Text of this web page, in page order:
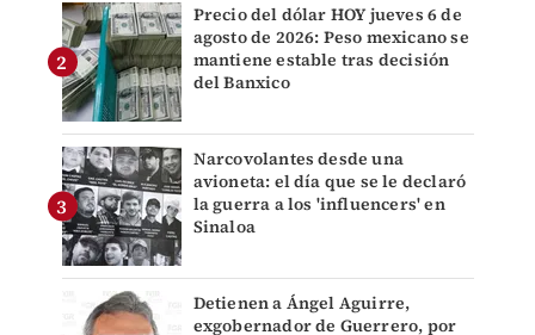
Precio del dólar HOY jueves 6 de
agosto de 2026: Peso mexicano se
mantiene estable tras decisión
del Banxico
Narcovolantes desde una
avioneta: el día que se le declaró
la guerra a los 'influencers' en
Sinaloa
Detienen a Ángel Aguirre,
exgobernador de Guerrero, por